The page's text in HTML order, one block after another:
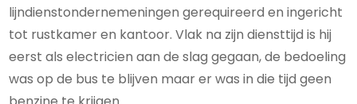
lijndienstondernemeningen gerequireerd en ingericht
tot rustkamer en kantoor. Vlak na zijn diensttijd is hij
eerst als electricien aan de slag gegaan, de bedoeling
was op de bus te blijven maar er was in die tijd geen